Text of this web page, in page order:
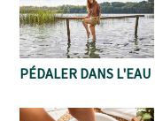
PÉDALER DANS L'EAU